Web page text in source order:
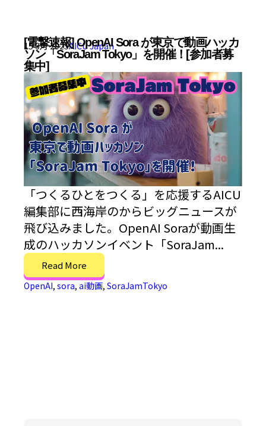
[電撃速報] OpenAI Sora が東京で動画ハッカ
ソン「SoraJam Tokyo」を開催！[参加者募
集中]
15 3月 2025AICU Japan
「つくるひとをつくる」を応援するAICU
編集部に西海岸のからビッグニュースが
飛び込みました。OpenAI Soraが動画生
成のハッカソンイベント「SoraJam...
Read More
OpenAI, sora, ai動画, SoraJamTokyo